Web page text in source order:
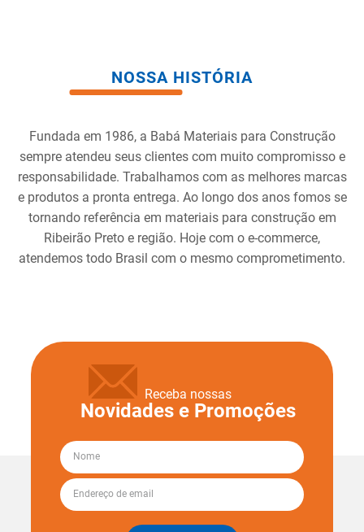
NOSSA HISTÓRIA
Fundada em 1986, a Babá Materiais para Construção
sempre atendeu seus clientes com muito compromisso e
responsabilidade. Trabalhamos com as melhores marcas
e produtos a pronta entrega. Ao longo dos anos fomos se
tornando referência em materiais para construção em
Ribeirão Preto e região. Hoje com o e-commerce,
atendemos todo Brasil com o mesmo comprometimento.
Receba nossas
Novidades e Promoções